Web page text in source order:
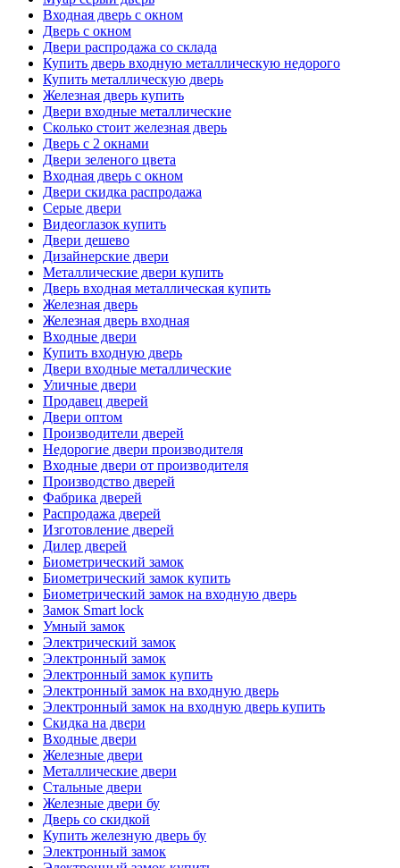
Входная дверь с окном
Дверь с окном
Двери распродажа со склада
Купить дверь входную металлическую недорого
Купить металлическую дверь
Железная дверь купить
Двери входные металлические
Сколько стоит железная дверь
Дверь с 2 окнами
Двери зеленого цвета
Входная дверь с окном
Двери скидка распродажа
Серые двери
Видеоглазок купить
Двери дешево
Дизайнерские двери
Металлические двери купить
Дверь входная металлическая купить
Железная дверь
Железная дверь входная
Входные двери
Купить входную дверь
Двери входные металлические
Уличные двери
Продавец дверей
Двери оптом
Производители дверей
Недорогие двери производителя
Входные двери от производителя
Производство дверей
Фабрика дверей
Распродажа дверей
Изготовление дверей
Дилер дверей
Биометрический замок
Биометрический замок купить
Биометрический замок на входную дверь
Замок Smart lock
Умный замок
Электрический замок
Электронный замок
Электронный замок купить
Электронный замок на входную дверь
Электронный замок на входную дверь купить
Скидка на двери
Входные двери
Железные двери
Металлические двери
Стальные двери
Железные двери бу
Дверь со скидкой
Купить железную дверь бу
Электронный замок